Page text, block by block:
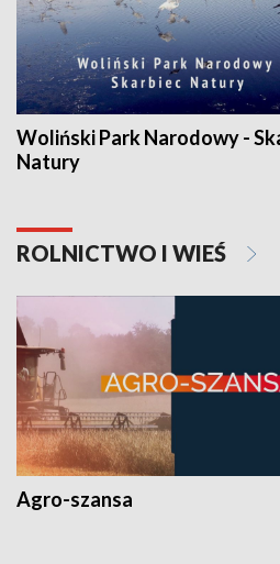
Woliński Park Narodowy -
Natury
ROLNICTWO I WIEŚ
Agro-szansa